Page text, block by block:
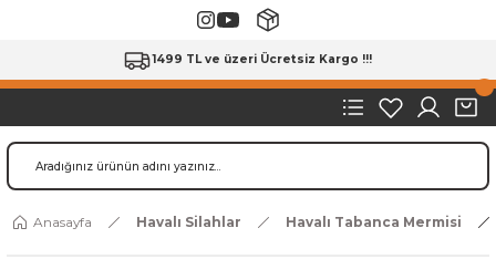
1499 TL ve üzeri Ücretsiz Kargo !!!
Anasayfa Havalı Silahlar Havalı Tabanca Mermisi